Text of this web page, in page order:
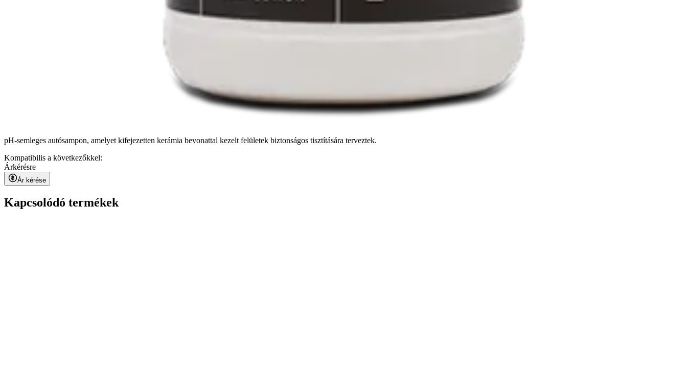
pH-semleges autósampon, amelyet kifejezetten kerámia bevonattal kezelt felületek biztonságos tisztítására terveztek.
Kompatibilis a következőkkel:
Árkérésre
Ár kérése
Kapcsolódó termékek